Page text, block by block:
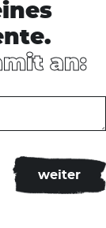
an: